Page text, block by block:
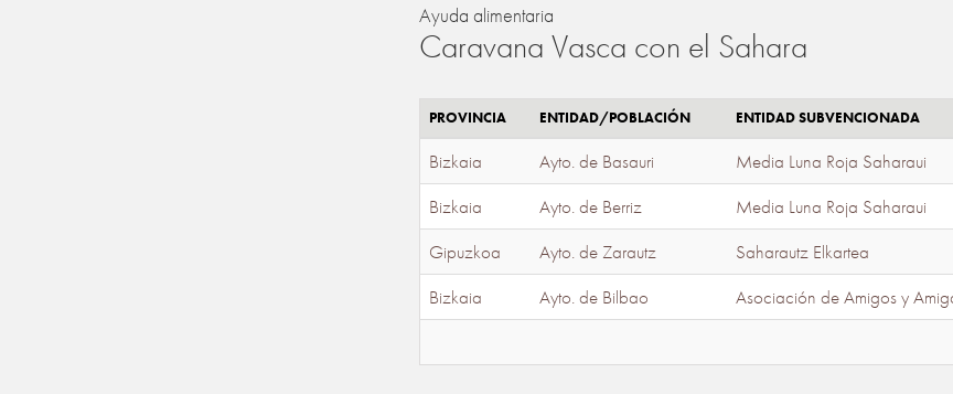
Ayuda alimentaria
Caravana Vasca con el Sahara
PROVINCIA ENTIDAD/POBLACIÓN ENTIDAD SUBVENCIONADA
Bizkaia Ayto. de Basauri Media Luna Roja Saharaui
Bizkaia
Ayto. de Berriz Media Luna Roja Saharaui
Gipuzkoa
Ayto. de Zarautz Saharautz Elkartea
Bizkaia
Ayto. de Bilbao Asociación de Amigos y